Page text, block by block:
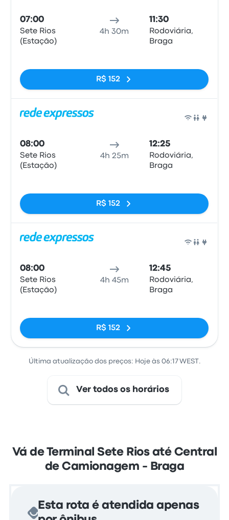
07:00
Sete Rios
(Estação)
4h 30m
11:30
Rodoviária,
Braga
R$ 152
08:00
Sete Rios
(Estação)
4h 25m
12:25
Rodoviária,
Braga
R$ 152
08:00
Sete Rios
(Estação)
4h 45m
12:45
Rodoviária,
Braga
R$ 152
Última atualização dos preços: Hoje às 06:17 WEST.
Ver todos os horários
Vá de Terminal Sete Rios até Central
de Camionagem - Braga
Esta rota é atendida apenas